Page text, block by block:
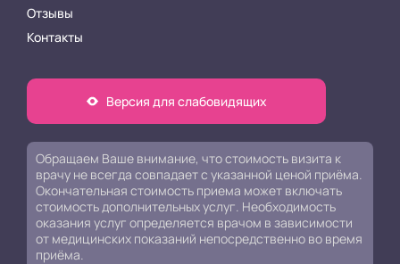
Отзывы
Контакты
Версия для слабовидящих
Обращаем Ваше внимание, что стоимость визита к
врачу не всегда совпадает с указанной ценой приёма.
Окончательная стоимость приема может включать
стоимость дополнительных услуг. Необходимость
оказания услуг определяется врачом в зависимости
от медицинских показаний непосредственно во время
приёма.